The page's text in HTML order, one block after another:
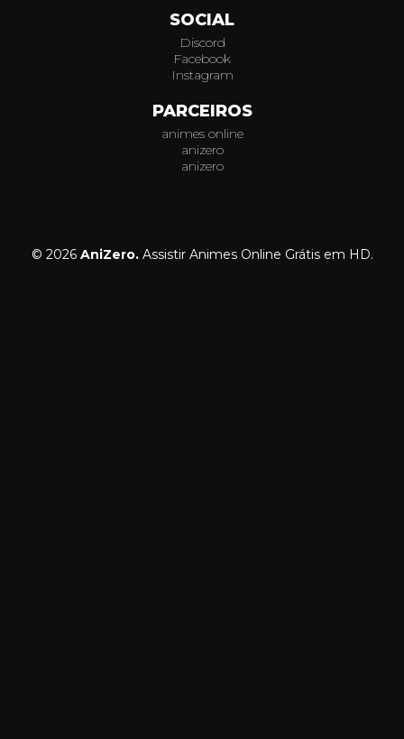
SOCIAL
Discord
Facebook
Instagram
PARCEIROS
animes online
anizero
anizero
© 2026 AniZero.Assistir Animes Online Grátis em HD.